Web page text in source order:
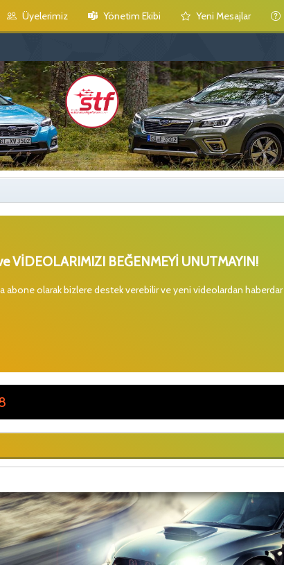
Üyelerimiz Yönetim Ekibi Yeni Mesajlar
VİDEOLARIMIZI BEĞENMEYİ UNUTMAYIN!
abone olarak bizlere destek verebilir ve yeni videolardan haberdar